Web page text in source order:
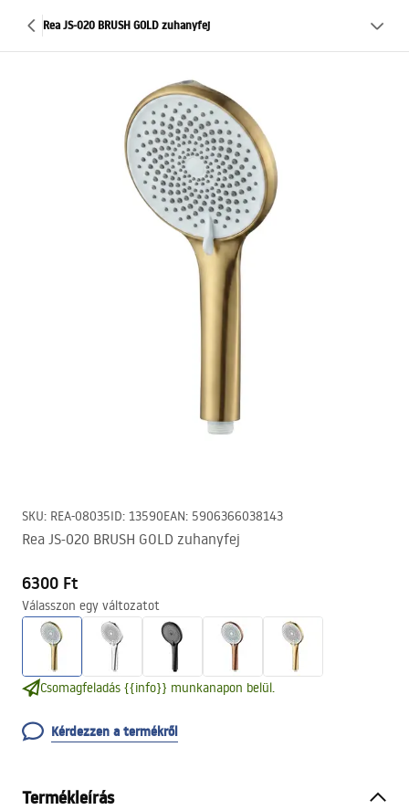
Rea JS-020 BRUSH GOLD zuhanyfej
SKU: REA-08035ID: 13590EAN: 5906366038143
Rea JS-020 BRUSH GOLD zuhanyfej
6300 Ft
Válasszon egy változatot
Csomagfeladás {{info}} munkanapon belül.
Kérdezzen a termékről
Termékleírás